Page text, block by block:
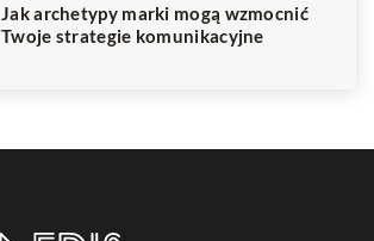
Jak archetypy marki mogą wzmocnić
Twoje strategie komunikacyjne